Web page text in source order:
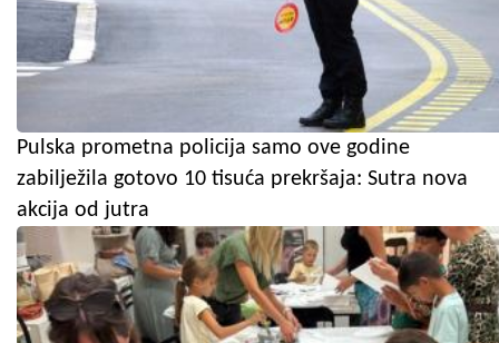
Pulska prometna policija samo ove godine
zabilježila gotovo 10 tisuća prekršaja: Sutra nova
akcija od jutra